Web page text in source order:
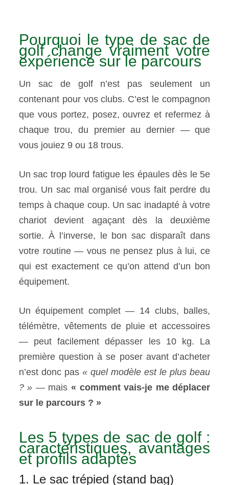
Pourquoi le type de sac de
golf change vraiment votre
expérience sur le parcours
Un sac de golf n’est pas seulement un
contenant pour vos clubs. C’est le compagnon
que vous portez, posez, ouvrez et refermez à
chaque trou, du premier au dernier — que
vous jouiez 9 ou 18 trous.
Un sac trop lourd fatigue les épaules dès le 5e
trou. Un sac mal organisé vous fait perdre du
temps à chaque coup. Un sac inadapté à votre
chariot devient agaçant dès la deuxième
sortie. À l’inverse, le bon sac disparaît dans
votre routine — vous ne pensez plus à lui, ce
qui est exactement ce qu’on attend d’un bon
équipement.
Un équipement complet — 14 clubs, balles,
télémètre, vêtements de pluie et accessoires
— peut facilement dépasser les 10 kg. La
première question à se poser avant d’acheter
n’est donc pas « quel modèle est le plus beau
? » — mais « comment vais-je me déplacer
sur le parcours ? »
Les 5 types de sac de golf :
caractéristiques, avantages
et profils adaptés
1. Le sac trépied (stand bag)